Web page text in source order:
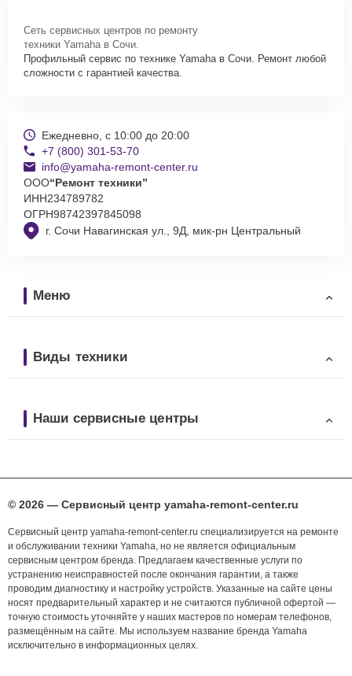
Сеть сервисных центров по ремонту
техники Yamaha в Сочи.
Профильный сервис по технике Yamaha в Сочи. Ремонт любой
сложности с гарантией качества.
г. Сочи Навагинская ул., 9Д, мик-рн Центральный
Ежедневно, с 10:00 до 20:00
+7 (800) 301-53-70
info@yamaha-remont-center.ru
ООО“Ремонт техники”
ИНН234789782
ОГРН98742397845098
Меню
Виды техники
Наши сервисные центры
© 2026 — Сервисный центр yamaha-remont-center.ru
Сервисный центр yamaha-remont-center.ru специализируется на ремонте
и обслуживании техники Yamaha, но не является официальным
сервисным центром бренда. Предлагаем качественные услуги по
устранению неисправностей после окончания гарантии, а также
проводим диагностику и настройку устройств. Указанные на сайте цены
носят предварительный характер и не считаются публичной офертой —
точную стоимость уточняйте у наших мастеров по номерам телефонов,
размещённым на сайте. Мы используем название бренда Yamaha
исключительно в информационных целях.